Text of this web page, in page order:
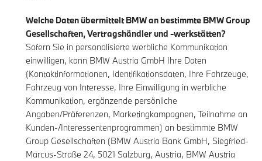
Welche Daten übermittelt BMW an bestimmte BMW Group
Gesellschaften, Vertragshändler und -werkstätten?
Sofern Sie in personalisierte werbliche Kommunikation
einwilligen, kann BMW Austria GmbH Ihre Daten
(Kontaktinformationen, Identifikationsdaten, Ihre Fahrzeuge,
Fahrzeug von Interesse, Ihre Einwilligung in werbliche
Kommunikation, ergänzende persönliche
Angaben/Präferenzen, Marketingkampagnen, Teilnahme an
Kunden-/Interessentenprogrammen) an bestimmte BMW
Group Gesellschaften (BMW Austria Bank GmbH, Siegfried-
Marcus-Straße 24, 5021 Salzburg, Austria, BMW Austria